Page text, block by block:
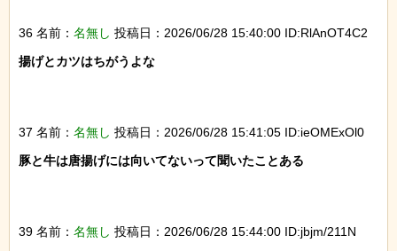
36 名前： 名無し 投稿日：2026/06/28 15:40:00 ID:RlAnOT4C2
揚げとカツはちがうよな
37 名前： 名無し 投稿日：2026/06/28 15:41:05 ID:ieOMExOl0
豚と牛は唐揚げには向いてないって聞いたことある
39 名前： 名無し 投稿日：2026/06/28 15:44:00 ID:jbjm/211N